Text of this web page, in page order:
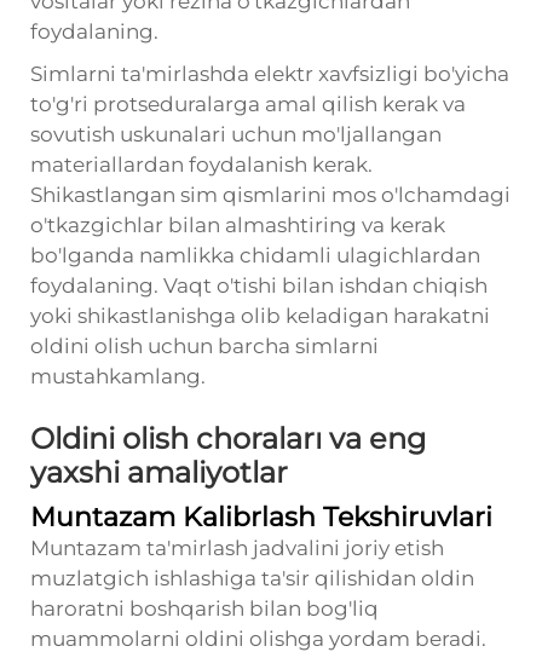
foydalaning.
Simlarni ta'mirlashda elektr xavfsizligi bo'yicha
to'g'ri protseduralarga amal qilish kerak va
sovutish uskunalari uchun mo'ljallangan
materiallardan foydalanish kerak.
Shikastlangan sim qismlarini mos o'lchamdagi
o'tkazgichlar bilan almashtiring va kerak
bo'lganda namlikka chidamli ulagichlardan
foydalaning. Vaqt o'tishi bilan ishdan chiqish
yoki shikastlanishga olib keladigan harakatni
oldini olish uchun barcha simlarni
mustahkamlang.
Oldini olish choraları va eng
yaxshi amaliyotlar
Muntazam Kalibrlash Tekshiruvlari
Muntazam ta'mirlash jadvalini joriy etish
muzlatgich ishlashiga ta'sir qilishidan oldin
haroratni boshqarish bilan bog'liq
muammolarni oldini olishga yordam beradi.